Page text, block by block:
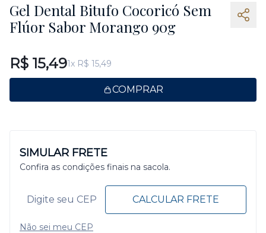
Gel Dental Bitufo Cocoricó Sem
Flúor Sabor Morango 90g
R$ 15,491x R$ 15,49
COMPRAR
SIMULAR FRETE
Confira as condições finais na sacola.
CALCULAR FRETE
Não sei meu CEP